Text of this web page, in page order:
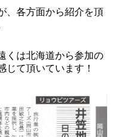
、各方面から紹介を頂
くは北海道から参加の
じて頂いています！